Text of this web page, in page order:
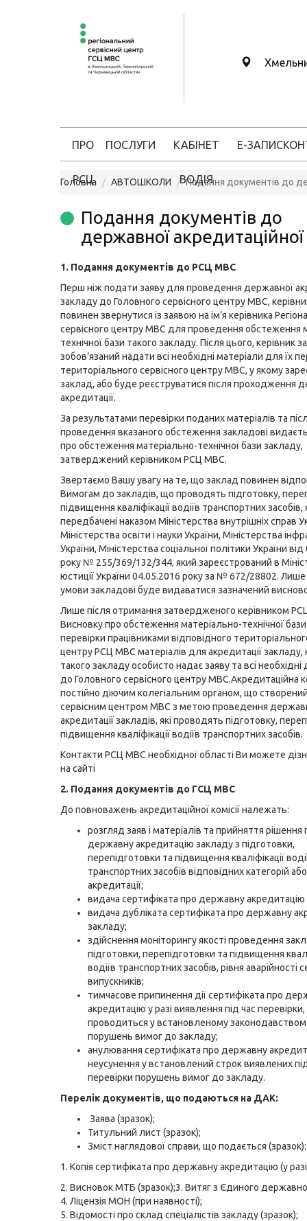
ПРО
РСЦ
ПОСЛУГИ КАБІНЕТ
ВОДІЯ
Е-ЗАПИС
Головна АВТОШКОЛИ Подання документів до
Подання документів до
державної акредитаційної
1. Подання документів до РСЦ МВС
Перш ніж подати заяву для проведення державної
закладу до Головного сервісного центру МВС,
повинен звернутися із заявою на ім’я керівника
сервісного центру МВС для проведення обстеження
технічної бази такого закладу. Після цього, керівник
зобов’язаний надати всі необхідні матеріали для їх
територіального сервісного центру МВС, у якому
заклад, або буде реєструватися після проходження
акредитації.
За результатами перевірки поданих матеріалів та
проведення вказаного обстеження закладові
про обстеження матеріально-технічної бази закладу,
затверджений керівником РСЦ МВС.
Звертаємо Вашу увагу на те, що заклад повинен
Вимогам до закладів, що проводять підготовку,
підвищення кваліфікації водіїв транспортних засобів,
передбачені наказом Міністерства внутрішніх справ
Міністерства освіти і науки України, Міністерства
України, Міністерства соціальної політики України
року № 255/369/132/344, який зареєстрований в
юстиції України 04.05.2016 року за № 672/28802. Лише
умови закладові буде видаватися зазначений
Лише після отримання затвердженого керівником
Висновку про обстеження матеріально-технічної
перевірки працівниками відповідного
центру РСЦ МВС матеріалів для акредитації закладу,
такого закладу особисто надає заяву та всі
до Головного сервісного центру МВС.Акредитаційна
постійно діючим колегіальним органом, що
сервісним центром МВС з метою проведення
акредитації закладів, які проводять підготовку,
підвищення кваліфікації водіїв транспортних засобів.
Контакти РСЦ МВС необхідної області Ви можете
на сайті
2. Подання документів до ГСЦ МВС
До повноважень акредитаційної комісії належать:
розгляд заяв і матеріалів та прийняття рішення
державну акредитацію закладу з підготовки,
перепідготовки та підвищення кваліфікації
транспортних засобів відповідних категорій
акредитації;
видача сертифіката про державну акредитацію
видача дубліката сертифіката про державну
закладу;
здійснення моніторингу якості проведення
підготовки, перепідготовки та підвищення
водіїв транспортних засобів, рівня аварійності
випускників;
тимчасове припинення дії сертифіката про
акредитацію у разі виявлення під час
проводиться у встановленому
порушень вимог до закладу;
анулювання сертифіката про державну
неусунення у встановлений строк виявлених
перевірки порушень вимог до закладу.
Перелік документів, що подаються на ДАК:
Заява (зразок);
Титульний лист (зразок);
Зміст наглядової справи, що подається (зразок):
1. Копія сертифіката про державну акредитацію (у
2. Висновок МТБ (зразок);3. Витяг з Єдиного
4. Ліцензія МОН (при наявності);
5. Відомості про склад спеціалістів закладу (зразок);